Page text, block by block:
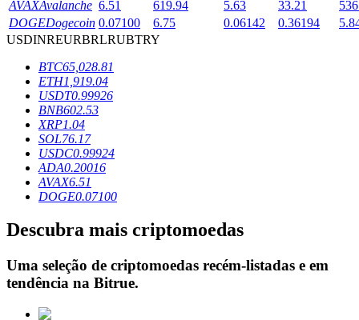
Bloqueios de BTR
Investimentos exclusivos para titulares de BTR
Empréstimos
Serviço de empréstimo apoiado por criptografia
AVAXAvalanche 6.51 619.94 5.63 33.21
DOGEDogecoin 0.07100 6.75 0.06142 0.36194
USDINREURBRLRUBTRY
BTC65,028.81
ETH1,919.04
USDT0.99926
BNB602.53
XRP1.04
SOL76.17
USDC0.99924
ADA0.20016
AVAX6.51
DOGE0.07100
Descubra mais criptomoedas
Uma seleção de criptomoedas recém-listadas e em
tendência na Bitrue.